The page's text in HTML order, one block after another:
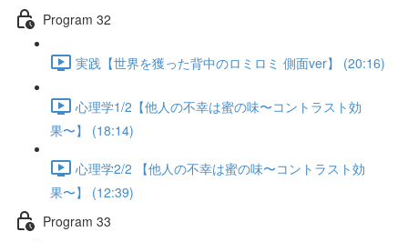
Program 32
実践【世界を獲った背中のロミロミ 側面ver】 (20:16)
心理学1/2【他人の不幸は蜜の味〜コントラスト効
果〜】 (18:14)
心理学2/2 【他人の不幸は蜜の味〜コントラスト効
果〜】 (12:39)
Program 33